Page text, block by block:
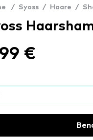
/ Syoss / Haare /
€